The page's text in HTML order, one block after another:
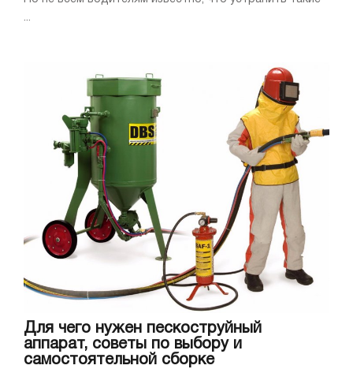
Для чего нужен пескоструйный
аппарат, советы по выбору и
самостоятельной сборке